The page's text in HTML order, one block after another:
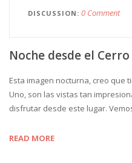
DISCUSSION 0 Comment
Noche desde el Cerro
Esta imagen nocturna, creo que
Uno, son las vistas tan
disfrutar desde este lugar.
READ MORE